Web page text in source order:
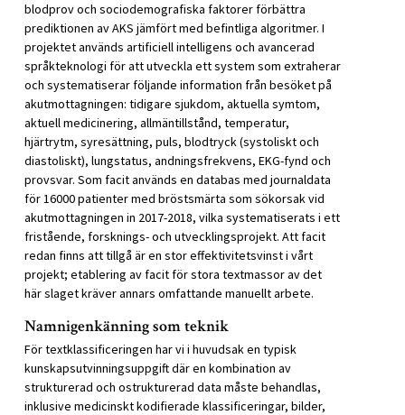
blodprov och sociodemografiska faktorer förbättra
prediktionen av AKS jämfört med befintliga algoritmer. I
projektet används artificiell intelligens och avancerad
språkteknologi för att utveckla ett system som extraherar
och systematiserar följande information från besöket på
akutmottagningen: tidigare sjukdom, aktuella symtom,
aktuell medicinering, allmäntillstånd, temperatur,
hjärtrytm, syresättning, puls, blodtryck (systoliskt och
diastoliskt), lungstatus, andningsfrekvens, EKG-fynd och
provsvar. Som facit används en databas med journaldata
för 16000 patienter med bröstsmärta som sökorsak vid
akutmottagningen in 2017-2018, vilka systematiserats i ett
fristående, forsknings- och utvecklingsprojekt. Att facit
redan finns att tillgå är en stor effektivitetsvinst i vårt
projekt; etablering av facit för stora textmassor av det
här slaget kräver annars omfattande manuellt arbete.
Namnigenkänning som teknik
För textklassificeringen har vi i huvudsak en typisk
kunskapsutvinningsuppgift där en kombination av
strukturerad och ostrukturerad data måste behandlas,
inklusive medicinskt kodifierade klassificeringar, bilder,